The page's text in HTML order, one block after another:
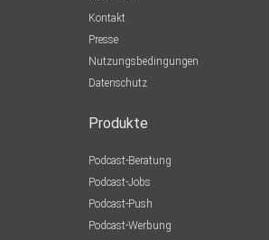
Kontakt
Presse
Nutzungsbedingungen
Datenschutz
Produkte
Podcast-Beratung
Podcast-Jobs
Podcast-Push
Podcast-Werbung